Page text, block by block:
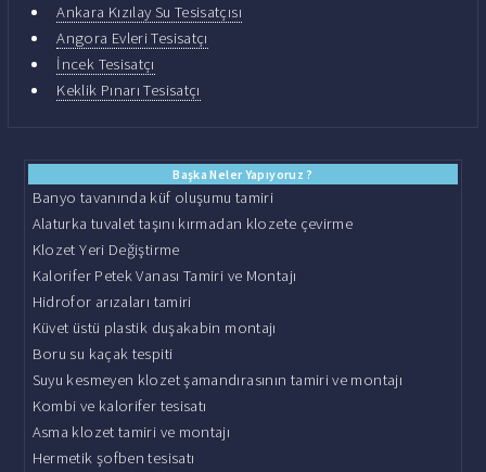
Ankara Kızılay Su Tesisatçısı
Angora Evleri Tesisatçı
İncek Tesisatçı
Keklik Pınarı Tesisatçı
Başka Neler Yapıyoruz ?
Banyo tavanında küf oluşumu tamiri
Alaturka tuvalet taşını kırmadan klozete çevirme
Klozet Yeri Değiştirme
Kalorifer Petek Vanası Tamiri ve Montajı
Hidrofor arızaları tamiri
Küvet üstü plastik duşakabin montajı
Boru su kaçak tespiti
Suyu kesmeyen klozet şamandırasının tamiri ve montajı
Kombi ve kalorifer tesisatı
Asma klozet tamiri ve montajı
Hermetik şofben tesisatı